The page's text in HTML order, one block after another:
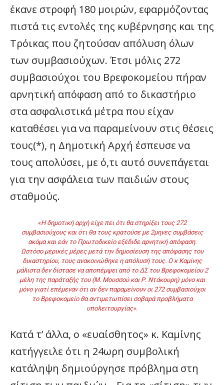
έκανε στροφή 180 μοιρών, εφαρμόζοντας
πιστά τις εντολές της κυβέρνησης και της
Τρόικας που ζητούσαν απόλυση όλων
των συμβασιούχων. Έτσι μόλις 272
συμβασιούχοι του Βρεφοκομείου πήραν
αρνητική απόφαση από το δικαστήριο
στα ασφαλιστικά μέτρα που είχαν
καταθέσει για να παραμείνουν στις θέσεις
τους(*), η Δημοτική Αρχή έσπευσε να
τους απολύσει, με ό,τι αυτό συνεπάγεται
για την ασφάλεια των παιδιών στους
σταθμούς.
«Η δημοτική αρχή είχε πει ότι θα στηρίξει τους 272
συμβασιούχους και ότι θα τους κρατούσε με 2μηνες συμβάσεις
ακόμα και εάν το Πρωτοδικείο εξέδιδε αρνητική απόφαση.
Ωστόσο μερικές μέρες μετά την δημοσίευση της απόφασης του
δικαστηρίου, τους ανακοινώθηκε η απόλυσή τους. Ο κ Καμίνης
μάλιστα δεν δίστασε να αποπέμψει από το ΔΣ του Βρεφοκομείου 2
μέλη της παράταξής του (Μ. Μουσσού και Ρ. Ντάκουρη) μόνο και
μόνο γιατί επέμεναν ότι αν δεν παραμείνουν οι 272 συμβασιούχοι
το Βρεφοκομείο θα αντιμετωπίσει σοβαρά προβλήματα
υπολειτουργίας».
Κατά τ’ άλλα, ο «ευαίσθητος» κ. Καμίνης
κατήγγειλε ότι η 24ωρη συμβολική
κατάληψη δημιούργησε πρόβλημα στη